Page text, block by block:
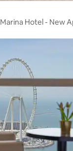
Hotel - New